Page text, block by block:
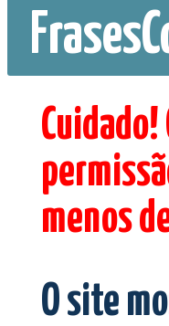
menos
O site